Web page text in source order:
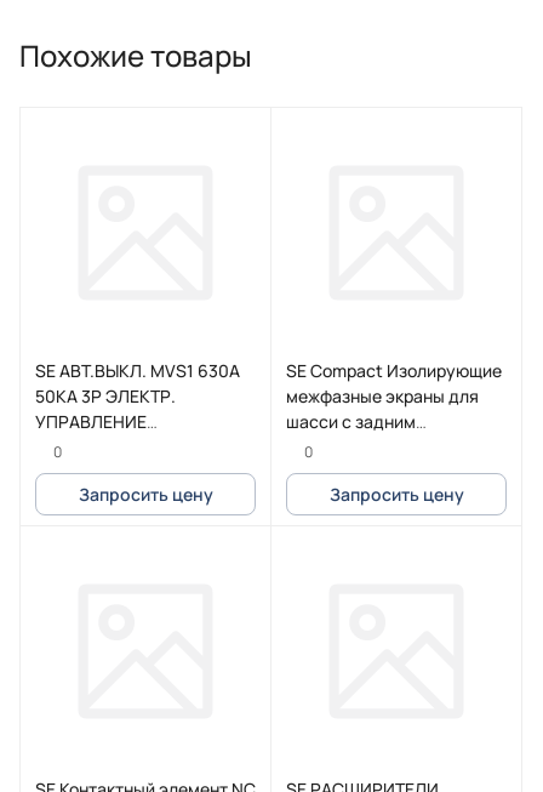
Похожие товары
SE АВТ.ВЫКЛ. MVS1 630A
50KA 3P ЭЛЕКТР.
УПРАВЛЕНИЕ
СТАЦИОНАРНЫЙ С
РАСЦЕПИТЕЛЕМ ETA6G
0
Запросить цену
SE Compact Изолирующие
межфазные экраны для
шасси с задним
присоединением (3шт.)
0
Запросить цену